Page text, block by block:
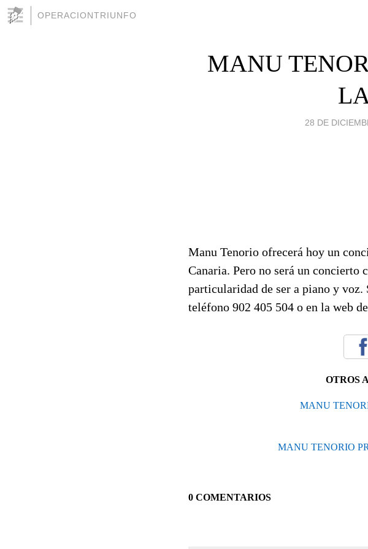
OPERACIONTRIUNFO
MANU
28 DE
Manu Tenorio ofrecerá hoy un
Canaria. Pero no será un concierto
particularidad de ser a piano y voz.
teléfono 902 405 504 o en la web
OTROS
MANU
MANU TENORIO
0 COMENTARIOS